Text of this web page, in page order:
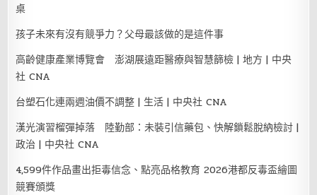
桌
孩子未來有沒有競爭力？父母最該做的是這件事
高齡健康產業博覽會 澎湖展遠距醫療與智慧篩檢 | 地方 | 中央
社 CNA
台塑石化連兩週油價不調整 | 生活 | 中央社 CNA
漢光演習榴彈掉落 陸勤部：未裝引信藥包、快解鎖鬆脫納檢討 |
政治 | 中央社 CNA
4,599件作品畫出拒毒信念、點亮品格教育 2026港都反毒盃繪圖
競賽頒獎